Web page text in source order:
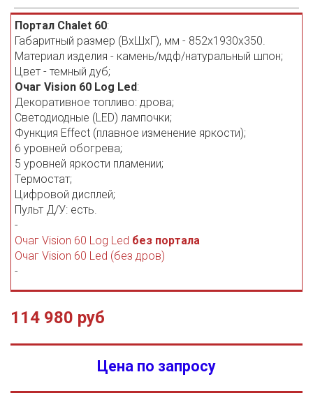
Портал Chalet 60:
Габаритный размер (ВхШхГ), мм - 852х1930х350.
Материал изделия - камень/мдф/натуральный шпон;
Цвет - темный дуб;
Очаг Vision 60 Log Led:
Декоративное топливо: дрова;
Светодиодные (LED) лампочки;
Функция Effect (плавное изменение яркости);
6 уровней обогрева;
5 уровней яркости пламении;
Термостат;
Цифровой дисплей;
Пульт Д/У: есть.
-
Очаг Vision 60 Log Led без портала
Очаг Vision 60 Led (без дров)
-
114 980 руб
Цена по запросу